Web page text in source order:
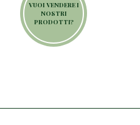
VUOI VENDERE I
NOSTRI
PRODOTTI?